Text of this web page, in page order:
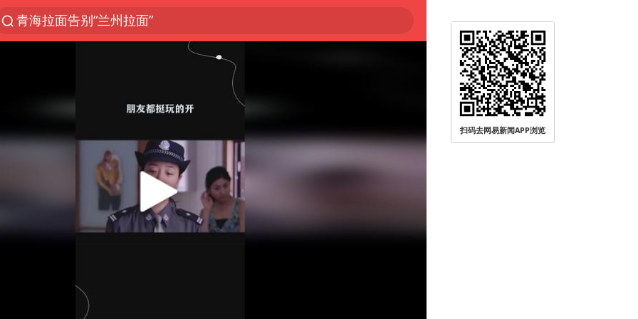
青海拉面告别“兰州拉面”
以“新”破局 首发经济点亮城市消费活力
中方回应是否开采太平洋海底稀土资源
台风白海豚进入48小时警戒线
佛得角门将亮相智利俱乐部主场
看守所辅警收受10万获刑1年
宇树科技发行价格150.80元/股
CIA被曝已秘密设立古巴工作组
宇树科技王兴兴身家有望超200亿元
扫码去网易新闻APP浏览